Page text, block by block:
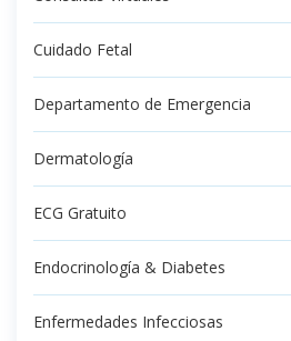
Cuidado Fetal
Departamento de Emergencia
Dermatología
ECG Gratuito
Endocrinología & Diabetes
Enfermedades Infecciosas